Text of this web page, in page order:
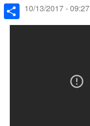
ПТ, 10/13/2017 - 09:27
WhatsApp
Share